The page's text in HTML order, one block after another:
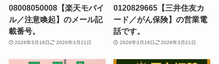
08008050008【楽天モバイ
ル／注意喚起】のメール記
載番号。
2026年3月18日 2026年3月21日
0120829665【三井住友カ
ード／がん保険】の営業電
話です。
2026年3月18日 2026年3月21日